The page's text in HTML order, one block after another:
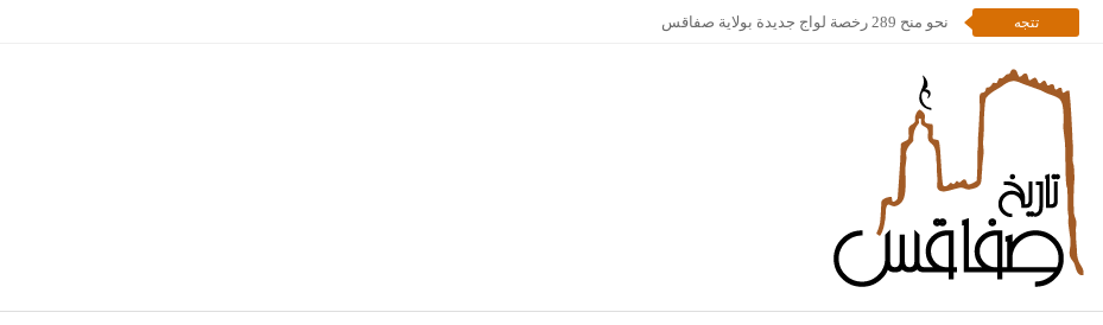
تتجه نحو منح 289 رخصة لواج جديدة بولاية صفاقس